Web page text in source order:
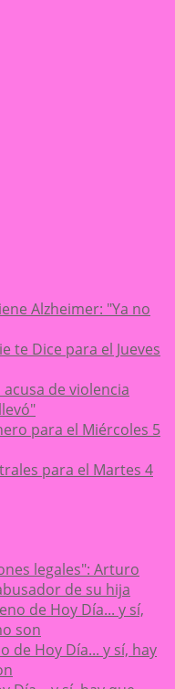
Alzheimer: "Ya no
te Dice para el Jueves
de violencia
para el Miércoles 5
para el Martes 4
legales": Arturo
de su hija
de Hoy Día... y sí,
son
de Hoy Día... y sí, hay